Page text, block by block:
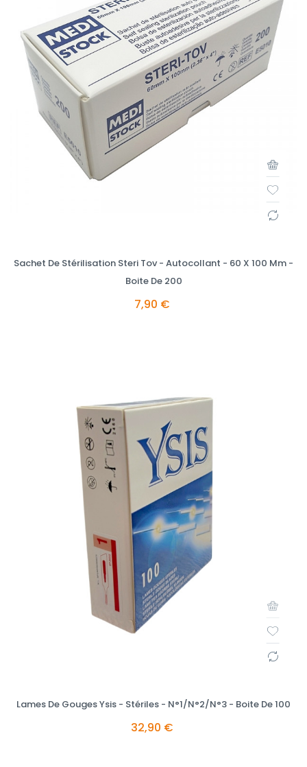
Sachet De Stérilisation Steri Tov - Autocollant - 60 X 100 Mm -
Boite De 200
7,90 €
Lames De Gouges Ysis - Stériles - N°1/N°2/N°3 - Boite De 100
32,90 €